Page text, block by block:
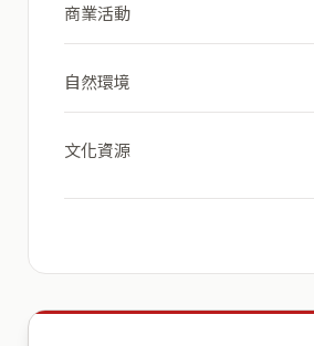
商業活動
自然環境
文化資源